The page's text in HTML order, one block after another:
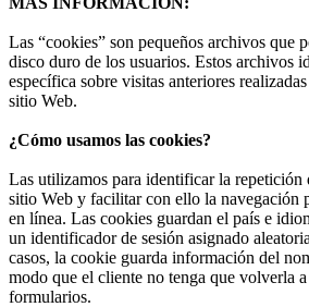
Las “cookies” son pequeños archivos que
disco duro de los usuarios. Estos archivos
específica sobre visitas anteriores
sitio Web.
¿Cómo usamos las cookies?
Las utilizamos para identificar la repetición
sitio Web y facilitar con ello la navegación
en línea. Las cookies guardan el país e
un identificador de sesión asignado
casos, la cookie guarda información del
modo que el cliente no tenga que volverla
formularios.